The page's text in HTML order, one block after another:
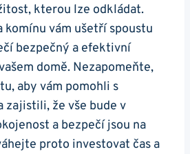
kterou lze odkládat.
komínu vám ušetří spoustu
bezpečný a efektivní
domě. Nezapomeňte,
aby vám pomohli s
zajistili, že vše bude v
a bezpečí jsou na
proto investovat čas a